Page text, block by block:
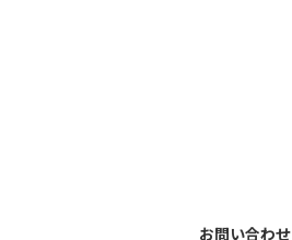
お問い合わせ